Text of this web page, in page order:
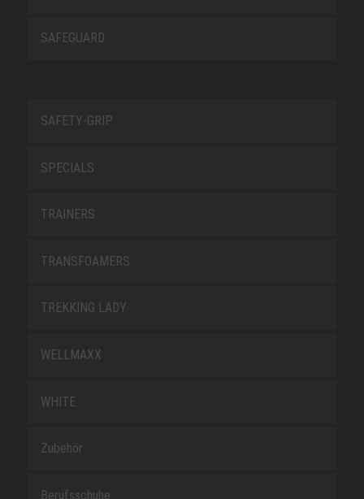
SAFEGUARD
SAFETY-GRIP
SPECIALS
TRAINERS
TRANSFOAMERS
TREKKING LADY
WELLMAXX
WHITE
Zubehör
Berufsschuhe